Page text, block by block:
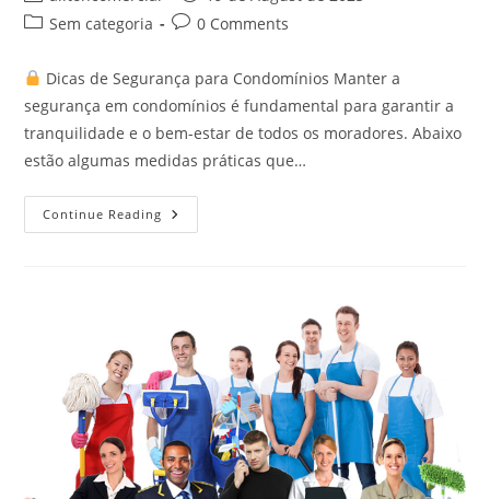
Sem categoria
0 Comments
Dicas de Segurança para Condomínios Manter a
segurança em condomínios é fundamental para garantir a
tranquilidade e o bem-estar de todos os moradores. Abaixo
estão algumas medidas práticas que…
Continue Reading